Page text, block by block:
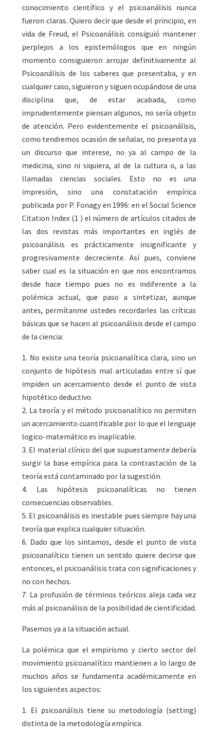
conocimiento científico y el psicoanálisis nunca
fueron claras. Quiero decir que desde el principio, en
vida de Freud, el Psicoanálisis consiguió mantener
perplejos a los epistemólogos que en ningún
momento consiguieron arrojar definitivamente al
Psicoanálisis de los saberes que presentaba, y en
cualquier caso, siguieron y siguen ocupándose de una
disciplina que, de estar acabada, como
imprudentemente piensan algunos, no sería objeto
de atención. Pero evidentemente el psicoanálisis,
como tendremos ocasión de señalar, no presenta ya
un discurso que interese, no ya al campo de la
medicina, sino ni siquiera, al de la cultura o, a las
llamadas ciencias sociales. Esto no es una
impresión, sino una constatación empírica
publicada por P. Fonagy en 1996: en el Social Science
Citation Index (1 ) el número de artículos citados de
las dos revistas más importantes en inglés de
psicoanálisis es prácticamente insignificante y
progresivamente decreciente. Así pues, conviene
saber cual es la situación en que nos encontramos
desde hace tiempo pues no es indiferente a la
polémica actual, que paso a sintetizar, aunque
antes, permítanme ustedes recordarles las críticas
básicas que se hacen al psicoanálisis desde el campo
de la ciencia:
1. No existe una teoría psicoanalítica clara, sino un
conjunto de hipótesis mal articuladas entre sí que
impiden un acercamiento desde el punto de vista
hipotético deductivo.
2. La teoría y el método psicoanalítico no permiten
un acercamiento cuantificable por lo que el lenguaje
logico-matemático es inaplicable.
3. El material clínico del que supuestamente debería
surgir la base empírica para la contrastación de la
teoría está contaminado por la sugestión.
4. Las hipótesis psicoanalíticas no tienen
consecuencias observables.
5. El psicoanálisis es inestable pues siempre hay una
teoría que explica cualquier situación.
6. Dado que los sintamos, desde el punto de vista
psicoanalítico tienen un sentido quiere decirse que
entonces, el psicoanálisis trata con significaciones y
no con hechos.
7. La profusión de términos teóricos aleja cada vez
más al psicoanálisis de la posibilidad de cientificidad.
Pasemos ya a la situación actual.
La polémica que el empirismo y cierto sector del
movimiento psicoanalítico mantienen a lo largo de
muchos años se fundamenta académicamente en
los siguientes aspectos:
1. El psicoanálisis tiene su metodología (setting)
distinta de la metodología empírica.